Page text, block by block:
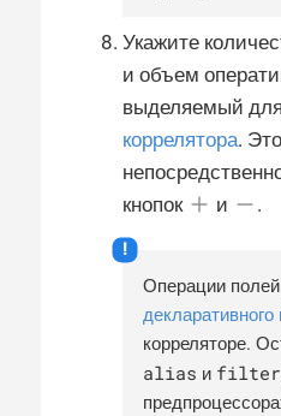
Укажите
и объем
выделяемый
коррелятора.
кнопок
и .
Операции полей
декларативного
корреляторе.
alias и filter